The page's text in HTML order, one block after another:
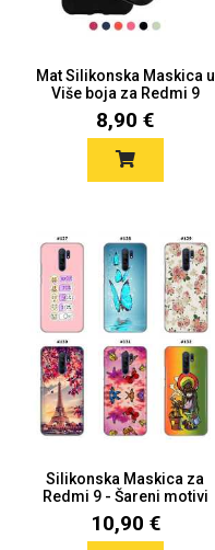
Mat Silikonska Maskica u
Više boja za Redmi 9
8,90 €
Silikonska Maskica za
Redmi 9 - Šareni motivi
10,90 €
Gaming motivi
Sportski motivi
Mix